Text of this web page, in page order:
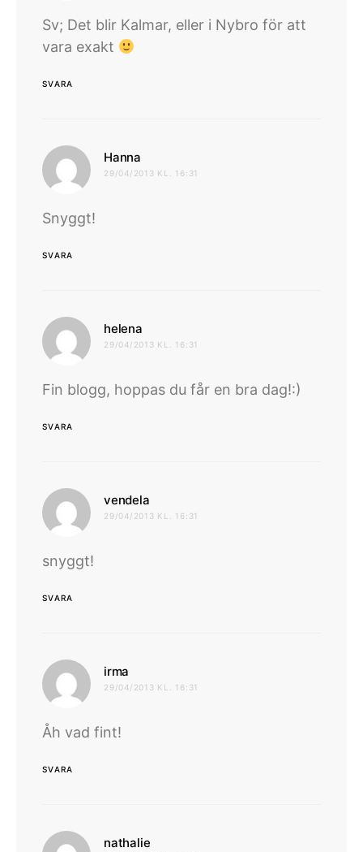
Sv; Det blir Kalmar, eller i Nybro för att
vara exakt
SVARA
Hanna
29/04/2013 KL. 16:31
Snyggt!
SVARA
helena
29/04/2013 KL. 16:31
Fin blogg, hoppas du får en bra dag!:)
SVARA
vendela
29/04/2013 KL. 16:31
snyggt!
SVARA
irma
29/04/2013 KL. 16:31
Åh vad fint!
SVARA
nathalie